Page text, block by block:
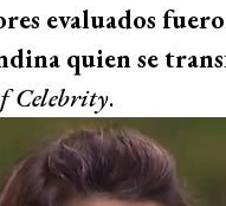
evaluados
quien se
Celebrity.